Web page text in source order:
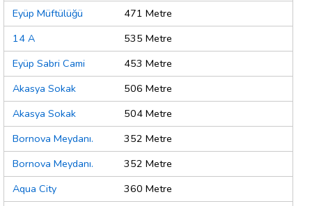
Eyüp Müftülüğü
471 Metre
14 A
535 Metre
Eyüp Sabri Cami
453 Metre
Akasya Sokak
506 Metre
Akasya Sokak
504 Metre
Bornova Meydanı.
352 Metre
Bornova Meydanı.
352 Metre
Aqua City
360 Metre